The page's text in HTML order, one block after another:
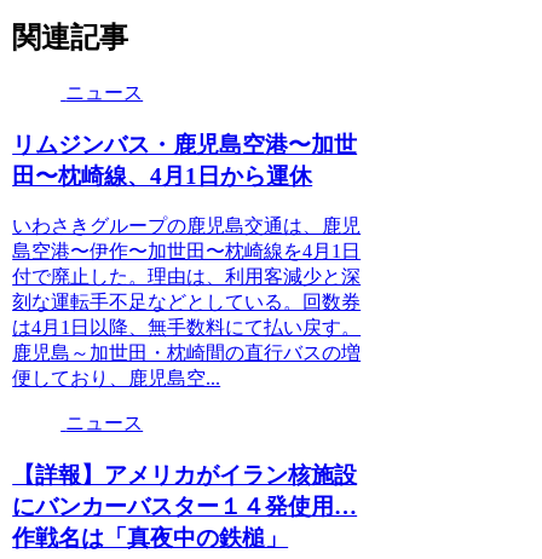
関連記事
ニュース
リムジンバス・鹿児島空港〜加世
田〜枕崎線、4月1日から運休
いわさきグループの鹿児島交通は、鹿児
島空港〜伊作〜加世田〜枕崎線を4月1日
付で廃止した。理由は、利用客減少と深
刻な運転手不足などとしている。回数券
は4月1日以降、無手数料にて払い戻す。
鹿児島～加世田・枕崎間の直行バスの増
便しており、鹿児島空...
ニュース
【詳報】アメリカがイラン核施設
にバンカーバスター１４発使用…
作戦名は「真夜中の鉄槌」